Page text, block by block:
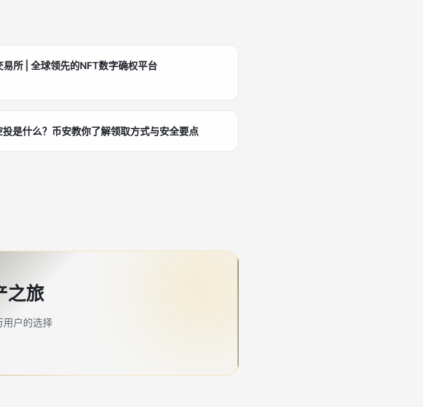
易所 | 全球领先的NFT数字确权平台
投是什么？币安教你了解领取方式与安全要点
之旅
用户的选择